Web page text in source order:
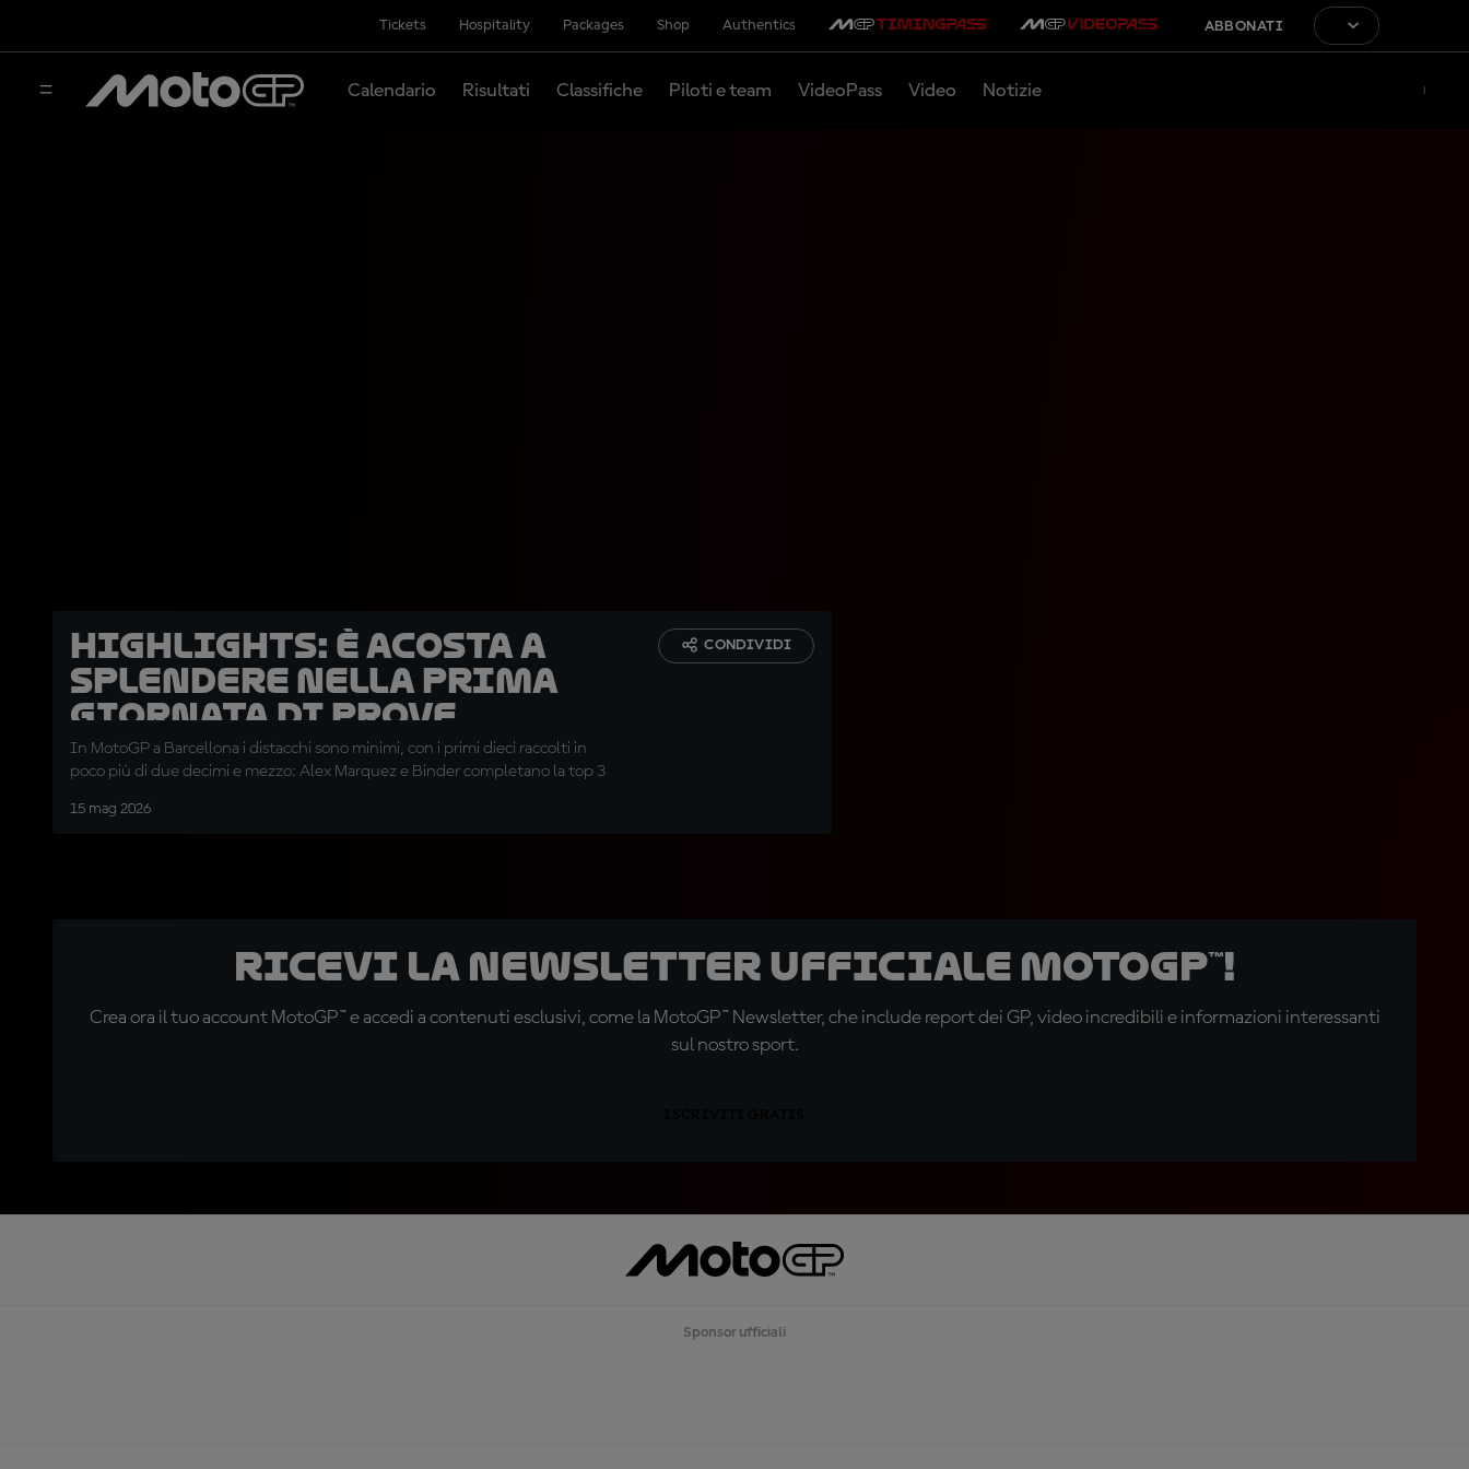
Tickets Hospitality Packages Shop Authentics ABBONATI
Calendario Risultati Classifiche Piloti e team VideoPass Video Notizie
HIGHLIGHTS: è Acosta a
splendere nella prima
giornata di prove
In MotoGP a Barcellona i distacchi sono minimi, con i primi dieci raccolti in
poco più di due decimi e mezzo: Alex Marquez e Binder completano la top 3
15 mag 2026
CONDIVIDI
Ricevi la newsletter ufficiale MotoGP™!
Crea ora il tuo account MotoGP™ e accedi a contenuti esclusivi, come la MotoGP™ Newsletter, che include report dei GP, video incredibili e informazioni interessanti
sul nostro sport.
Sponsor ufficiali